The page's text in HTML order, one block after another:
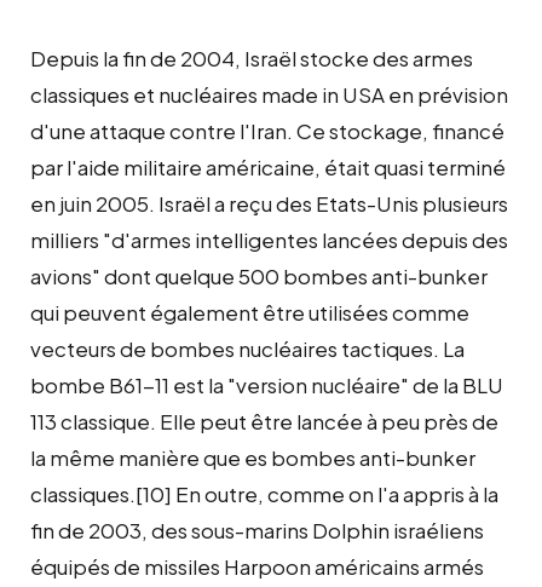
Depuis la fin de 2004, Israël stocke des armes
classiques et nucléaires made in USA en prévision
d'une attaque contre l'Iran. Ce stockage, financé
par l'aide militaire américaine, était quasi terminé
en juin 2005. Israël a reçu des Etats-Unis plusieurs
milliers "d'armes intelligentes lancées depuis des
avions" dont quelque 500 bombes anti-bunker
qui peuvent également être utilisées comme
vecteurs de bombes nucléaires tactiques. La
bombe B61-11 est la "version nucléaire" de la BLU
113 classique. Elle peut être lancée à peu près de
la même manière que es bombes anti-bunker
classiques.[10] En outre, comme on l'a appris à la
fin de 2003, des sous-marins Dolphin israéliens
équipés de missiles Harpoon américains armés